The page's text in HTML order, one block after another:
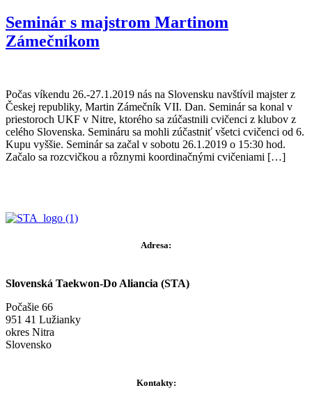
Seminár s majstrom Martinom
Zámečníkom
Počas víkendu 26.-27.1.2019 nás na Slovensku navštívil majster z
Českej republiky, Martin Zámečník VII. Dan. Seminár sa konal v
priestoroch UKF v Nitre, ktorého sa zúčastnili cvičenci z klubov z
celého Slovenska. Semináru sa mohli zúčastniť všetci cvičenci od 6.
Kupu vyššie. Seminár sa začal v sobotu 26.1.2019 o 15:30 hod.
Začalo sa rozcvičkou a rôznymi koordinačnými cvičeniami […]
Adresa:
Slovenská Taekwon-Do Aliancia (STA)
Počašie 66
951 41 Lužianky
okres Nitra
Slovensko
Kontakty: